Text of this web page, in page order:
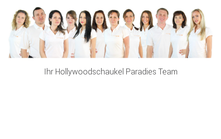
Ihr Hollywoodschaukel Paradies Team